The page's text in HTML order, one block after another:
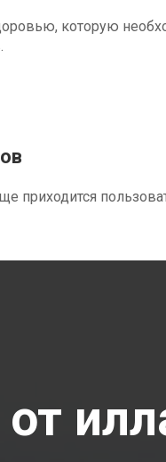
которую
приходится